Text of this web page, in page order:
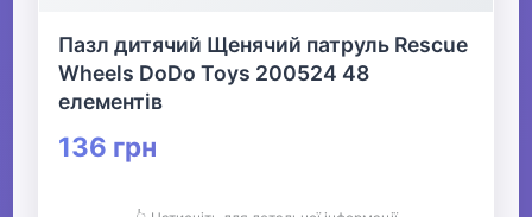
Пазл дитячий Щенячий патруль Rescue
Wheels DoDo Toys 200524 48
елементів
136 грн